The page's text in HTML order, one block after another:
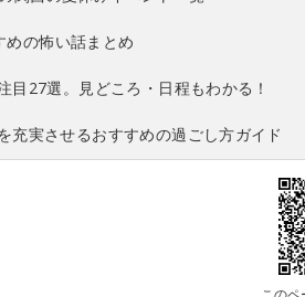
めの怖い話まとめ
目27選。見どころ・日程もわかる！
充実させるおすすめの過ごし方ガイド